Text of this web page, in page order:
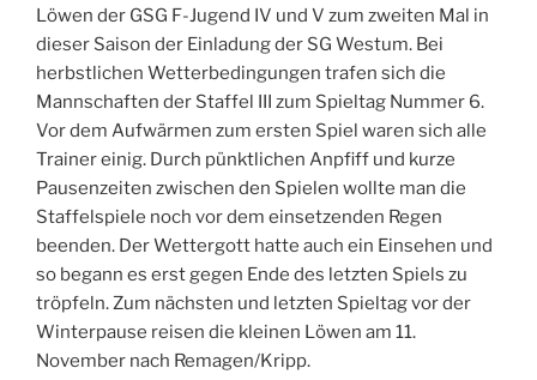
Löwen der GSG F-Jugend IV und V zum zweiten Mal in
dieser Saison der Einladung der SG Westum. Bei
herbstlichen Wetterbedingungen trafen sich die
Mannschaften der Staffel III zum Spieltag Nummer 6.
Vor dem Aufwärmen zum ersten Spiel waren sich alle
Trainer einig. Durch pünktlichen Anpfiff und kurze
Pausenzeiten zwischen den Spielen wollte man die
Staffelspiele noch vor dem einsetzenden Regen
beenden. Der Wettergott hatte auch ein Einsehen und
so begann es erst gegen Ende des letzten Spiels zu
tröpfeln. Zum nächsten und letzten Spieltag vor der
Winterpause reisen die kleinen Löwen am 11.
November nach Remagen/Kripp.